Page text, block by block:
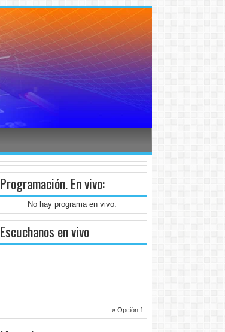
Programación. En vivo:
No hay programa en vivo.
Escuchanos en vivo
» Opción 1